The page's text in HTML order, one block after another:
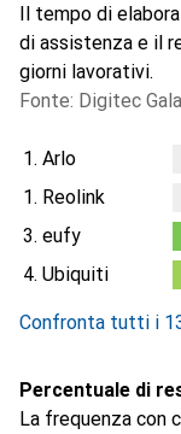
Il tempo di
di assistenza e il
giorni lavorativi.
Fonte: Digitec
1. Arlo
1. Reolink
3. eufy
4. Ubiquiti
Confronta tutti i
Percentuale di
La frequenza con